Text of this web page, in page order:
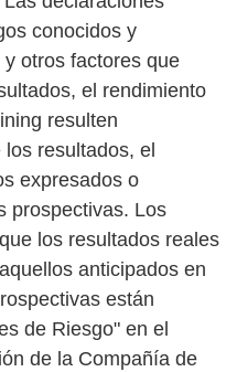
conocidos y
otros factores que
el rendimiento
resulten
resultados, el
expresados o
prospectivas. Los
los resultados reales
anticipados en
están
de Riesgo" en el
de la Compañía de